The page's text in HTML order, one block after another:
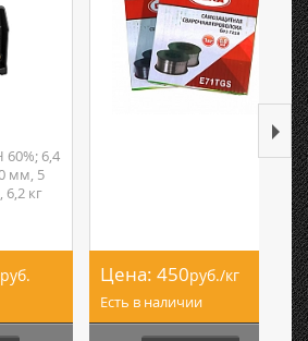
60%; 6,4
мм, 5
6,2 кг
руб. Цена: 450руб./кг
Есть в наличии